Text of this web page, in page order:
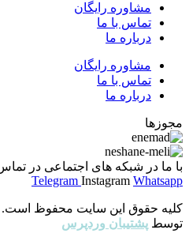
مشاوره رایگان
تماس با ما
درباره ما
مشاوره رایگان
تماس با ما
درباره ما
مجوزها
با ما در شبکه های اجتماعی در
Telegram Instagram Whatsapp
کلیه حقوق این سایت محفوظ است.
توسط پشتیبان وردپرس